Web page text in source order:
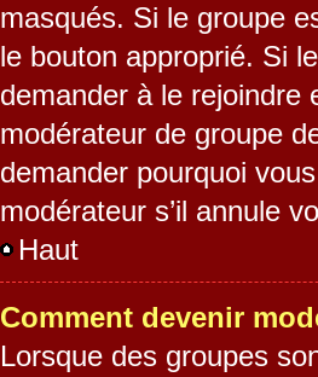
masqués. Si le groupe
le bouton approprié. Si
demander à le rejoindre
modérateur de groupe
demander pourquoi
modérateur s’il annule
Haut
Comment devenir
Lorsque des groupes